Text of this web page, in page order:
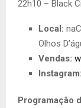
22h10 – Black
Local:
Olhos
Vendas:
Instagram:
Programação